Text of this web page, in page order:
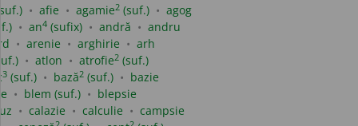
(suf.) afie agamie2 (suf.)
agog
an4 (sufix) andră
andru
arenie arghirie
arh
atlon atrofie2 (suf.)
3 (suf.) bază2 (suf.)
bazie
blem (suf.)
blepsie
buz calazie calculie
campsie